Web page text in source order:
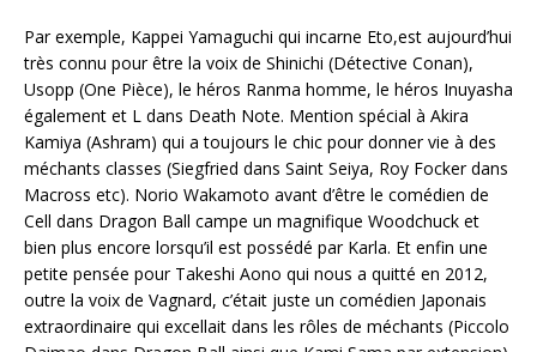
Par exemple, Kappei Yamaguchi qui incarne Eto,est aujourd’hui
très connu pour être la voix de Shinichi (Détective Conan),
Usopp (One Pièce), le héros Ranma homme, le héros Inuyasha
également et L dans Death Note. Mention spécial à Akira
Kamiya (Ashram) qui a toujours le chic pour donner vie à des
méchants classes (Siegfried dans Saint Seiya, Roy Focker dans
Macross etc). Norio Wakamoto avant d’être le comédien de
Cell dans Dragon Ball campe un magnifique Woodchuck et
bien plus encore lorsqu’il est possédé par Karla. Et enfin une
petite pensée pour Takeshi Aono qui nous a quitté en 2012,
outre la voix de Vagnard, c’était juste un comédien Japonais
extraordinaire qui excellait dans les rôles de méchants (Piccolo